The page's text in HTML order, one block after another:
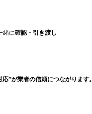
緒に確認・引き渡し
”が業者の信頼につながります。